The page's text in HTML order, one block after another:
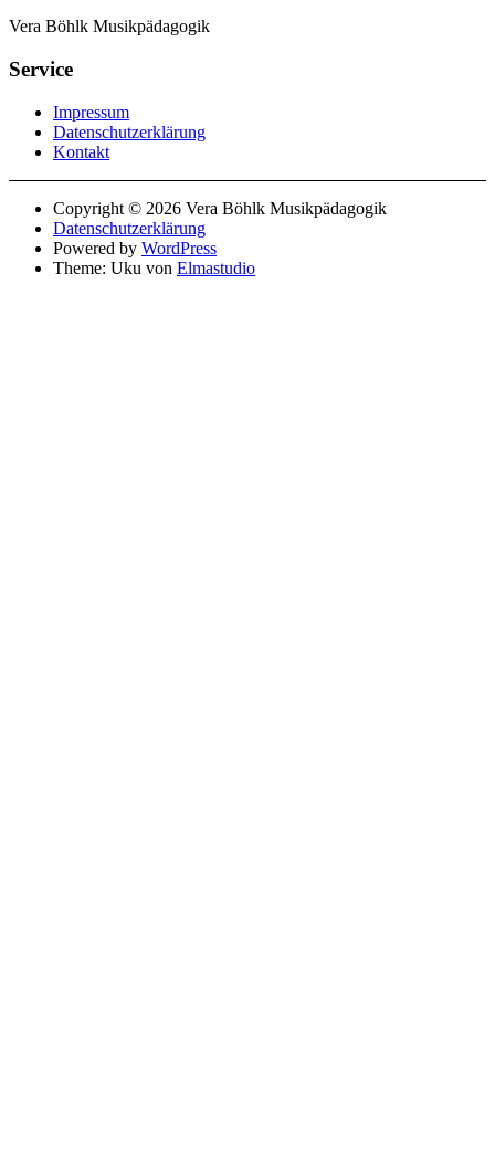
Vera Böhlk Musikpädagogik
Service
Impressum
Datenschutzerklärung
Kontakt
Copyright © 2026 Vera Böhlk Musikpädagogik
Datenschutzerklärung
Powered by WordPress
Theme: Uku von Elmastudio